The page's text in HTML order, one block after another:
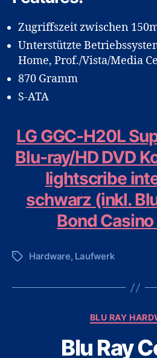
Zugriffszeit zwischen
Unterstützte
Home, Prof./Vista/Media
870 Gramm
S-ATA
LG GGC-H20L
Blu-ray/HD DVD
lightscribe
schwarz (inkl.
Bond Casino
Schlagwörter
Hardware, Laufwerk
BLU RAY
Blu Ray